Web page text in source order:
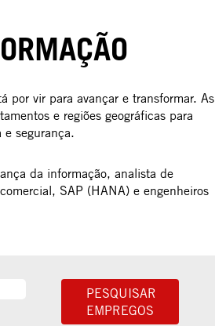
por vir para avançar e transformar. As
e regiões geográficas para
segurança.
da informação, analista de
SAP (HANA) e engenheiros